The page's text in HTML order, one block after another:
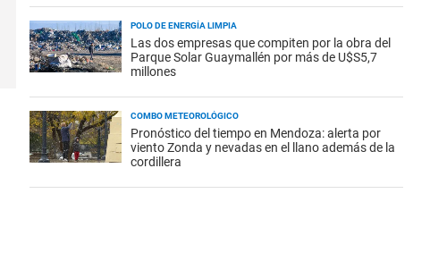
POLO DE ENERGÍA LIMPIA
Las dos empresas que compiten por la obra del
Parque Solar Guaymallén por más de U$S5,7
millones
COMBO METEOROLÓGICO
Pronóstico del tiempo en Mendoza: alerta por
viento Zonda y nevadas en el llano además de la
cordillera